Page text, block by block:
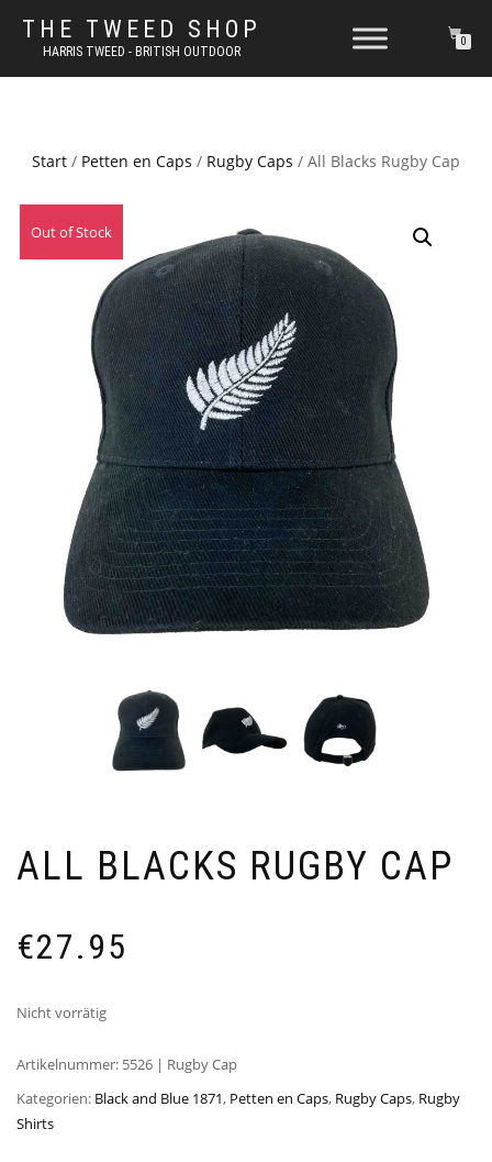
THE TWEED SHOP
HARRIS TWEED - BRITISH OUTDOOR
0
Start / Petten en Caps / Rugby Caps / All Blacks Rugby Cap
Out of Stock
ALL BLACKS RUGBY CAP
€27.95
Nicht vorrätig
Artikelnummer: 5526 | Rugby Cap
Kategorien: Black and Blue 1871, Petten en Caps, Rugby Caps, Rugby
Shirts